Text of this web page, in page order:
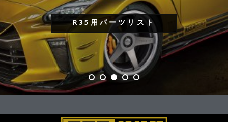
R35用パーツリスト